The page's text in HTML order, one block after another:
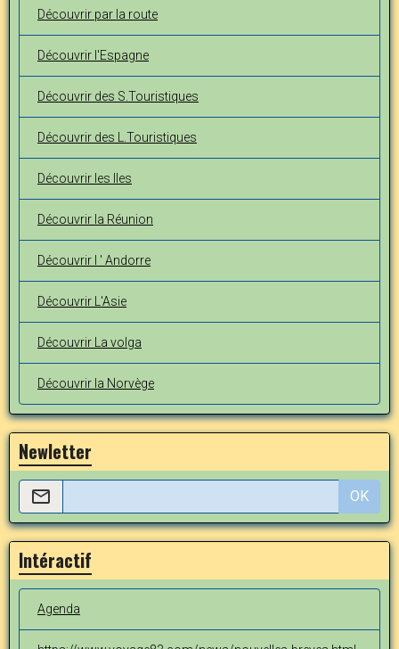
Découvrir par la route
Découvrir l'Espagne
Découvrir des S.Touristiques
Découvrir des L.Touristiques
Découvrir les Iles
Découvrir la Réunion
Découvrir l ' Andorre
Découvrir L'Asie
Découvrir La volga
Découvrir la Norvège
Newletter
OK
Intéractif
Agenda